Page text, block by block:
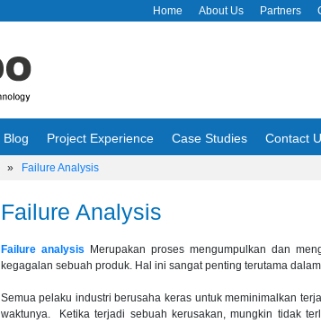
Home About Us Partners
Blog Project Experience Case Studies Contact
» Failure Analysis
Failure Analysis
Failure analysis
Merupakan proses mengumpulkan dan
kegagalan sebuah produk. Hal ini sangat penting terutama
Semua pelaku industri berusaha keras untuk meminimalkan
waktunya. Ketika terjadi sebuah kerusakan, mungkin tidak